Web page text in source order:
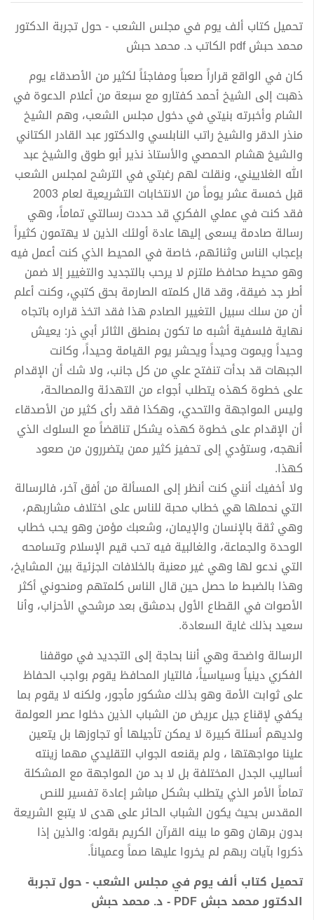
تحميل كتاب ألف یوم في مجلس الشعب - حول تجربة الدكتور
محمد حبش pdf الكاتب د. محمد حبش
كان في الواقع قراراً صعباً ومفاجئاً لكثير من الأصدقاء يوم
ذهبت إلى الشيخ أحمد كفتارو مع سبعة من أعلام الدعوة في
الشام وأخبرته بنيتي في دخول مجلس الشعب، وهم الشيخ
منذر الدقر والشيخ راتب النابلسي والدكتور عبد القادر الكتاني
والشيخ هشام الحمصي والأستاذ نذير أبو طوق والشيخ عبد
الله الغلاييني، ونقلت لهم رغبتي في الترشح لمجلس الشعب
قبل خمسة عشر يوماً من الانتخابات التشريعية لعام 2003
فقد كنت في عملي الفكري قد حددت رسالتي تماماً، وهي
رسالة صادمة يسعى إليها عادة أولئك الذين لا يهتمون كثيراً
بإعجاب الناس وثنائهم، خاصة في المحيط الذي كنت أعمل فيه
وهو محيط محافظ ملتزم لا يرحب بالتجديد والتغيير إلا ضمن
أطر جد ضيقة، وقد قال كلمته الصارمة بحق كتبي، وكنت أعلم
أن من سلك سبيل التغيير الصادم هذا فقد اتخذ قراره باتجاه
نهاية فلسفية أشبه ما تكون بمنطق الثائر أبي ذر: يعيش
وحيداً ويموت وحيداً ويحشر يوم القيامة وحيداً، وكانت
الجبهات قد بدأت تنفتح علي من كل جانب، ولا شك أن الإقدام
على خطوة كهذه يتطلب أجواء من التهدئة والمصالحة،
وليس المواجهة والتحدي، وهكذا فقد رأى كثير من الأصدقاء
أن الإقدام على خطوة كهذه يشكل تناقضاً مع السلوك الذي
أنهجه، وستؤدي إلى تحفيز كثير ممن يتضررون من صعود
كهذا.
ولا أخفيك أنني كنت أنظر إلى المسألة من أفق آخر، فالرسالة
التي نحملها هي خطاب محبة للناس على اختلاف مشاربهم،
وهي ثقة بالإنسان والإيمان، وشعبك مؤمن وهو يحب خطاب
الوحدة والجماعة، والغالبية فيه تحب قيم الإسلام وتسامحه
التي ندعو لها وهي غير معنية بالخلافات الجزئية بين المشايخ،
وهذا بالضبط ما حصل حين قال الناس كلمتهم ومنحوني أكثر
الأصوات في القطاع الأول بدمشق بعد مرشحي الأحزاب، وأنا
سعيد بذلك غاية السعادة.
الرسالة واضحة وهي أننا بحاجة إلى التجديد في موقفنا
الفكري دينياً وسياسياً، فالتيار المحافظ يقوم بواجب الحفاظ
على ثوابت الأمة وهو بذلك مشكور مأجور، ولكنه لا يقوم بما
يكفي لإقناع جيل عريض من الشباب الذين دخلوا عصر العولمة
ولديهم أسئلة كبيرة لا يمكن تأجيلها أو تجاوزها بل يتعين
علينا مواجهتها ، ولم يقنعه الجواب التقليدي مهما زينته
أساليب الجدل المختلفة بل لا بد من المواجهة مع المشكلة
تماماً الأمر الذي يتطلب بشكل مباشر إعادة تفسير للنص
المقدس بحيث يكون الشباب الحائر على هدى لا يتبع الشريعة
بدون برهان وهو ما بينه القرآن الكريم بقوله: والذين إذا
ذكروا بآيات ربهم لم يخروا عليها صماً وعمياناً.
تحميل كتاب ألف یوم في مجلس الشعب - حول تجربة
الدكتور محمد حبش PDF - د. محمد حبش